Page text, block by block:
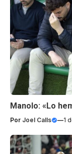
Manolo: «Lo
Por Joel Calls —1